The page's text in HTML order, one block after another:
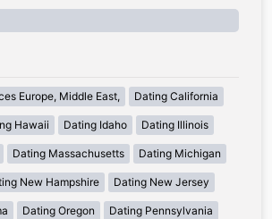
Europe, Middle East, Dating California
Hawaii Dating Idaho Dating Illinois
Dating Massachusetts Dating Michigan
New Hampshire Dating New Jersey
Dating Oregon Dating Pennsylvania